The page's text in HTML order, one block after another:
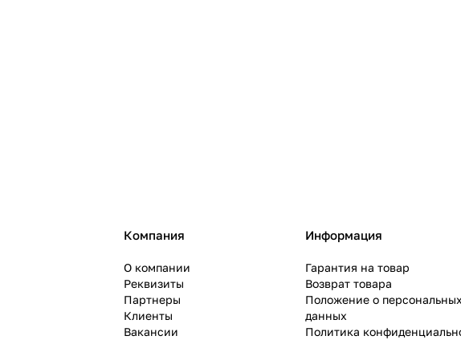
Компания
О компании
Реквизиты
Партнеры
Клиенты
Вакансии
Информация
Гарантия на товар
Возврат товара
Положение о персональных
данных
Политика